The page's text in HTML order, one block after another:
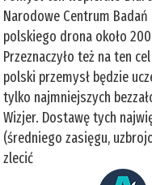
Narodowe Centrum
polskiego drona około
Przeznaczyło też na ten
polski przemysł będzie
tylko najmniejszych
Wizjer. Dostawę tych
(średniego zasięgu,
zlecić